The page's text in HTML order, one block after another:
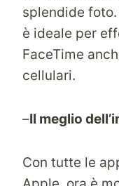
splendide
è ideale per
FaceTime
cellulari.
–Il meglio
Con tutte le